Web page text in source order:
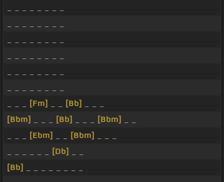
[Fm] [Bb]
[Bbm]
[Bb] [Bbm]
[Ebm] [Bbm]
[Db]
[Bb]